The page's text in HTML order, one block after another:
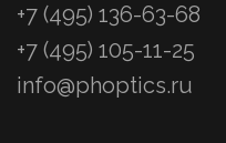
+7 (495) 136-63-68
+7 (495) 105-11-25
info@phoptics.ru